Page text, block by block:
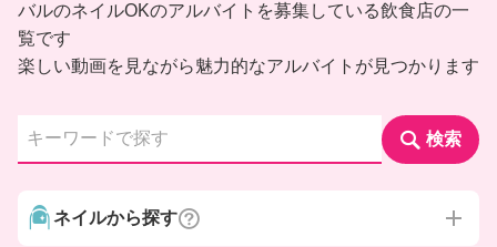
バルのネイルOKのアルバイトを募集している飲食店の一
覧です
楽しい動画を見ながら魅力的なアルバイトが見つかります
検索
ネイルから探す